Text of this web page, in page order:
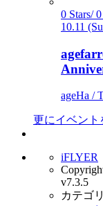
0 Stars/
10.11
ageHa /
更にイベント
iFLYER
v7.3.5
カテゴ